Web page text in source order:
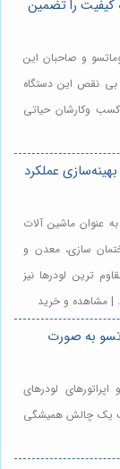
کیفیت را تضمین
و صاحبان این
بی نقص این دستگاه
کسب وکارشان حیاتی
بهینه‌سازی عملکرد
عنوان ماشین آلات
سازی، معدن و
ترین لودرها نیز
| مشاهده و خرید
به صورت
لودرهای
یک چالش همیشگی